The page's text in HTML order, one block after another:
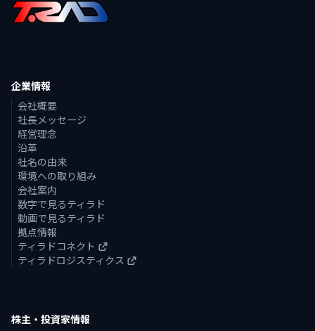
企業情報
会社概要
社長メッセージ
経営理念
沿革
社名の由来
環境への取り組み
会社案内
数字で見るティラド
動画で見るティラド
拠点情報
ティラドコネクト
ティラドロジスティクス
株主・投資家情報